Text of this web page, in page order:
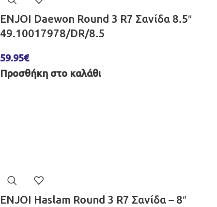
ENJOI Daewon Round 3 R7 Σανίδα 8.5″
49.10017978/DR/8.5
59.95€
Προσθήκη στο καλάθι
ENJOI Haslam Round 3 R7 Σανίδα – 8″